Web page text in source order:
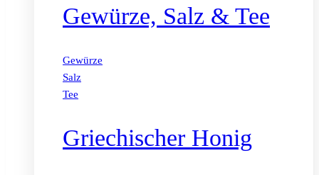
Gewürze, Salz & Tee
Gewürze
Salz
Tee
Griechischer Honig